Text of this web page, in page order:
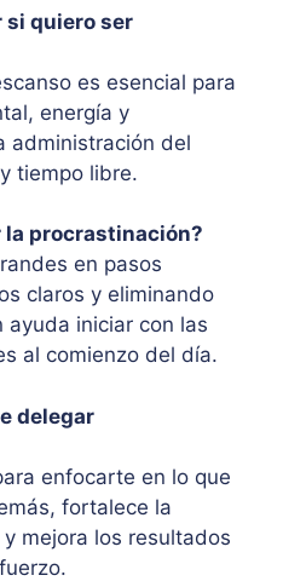
si quiero ser
es esencial para
energía y
administración del
tiempo libre.
la procrastinación?
en pasos
claros y eliminando
ayuda iniciar con las
al comienzo del día.
delegar
enfocarte en lo que
fortalece la
mejora los resultados